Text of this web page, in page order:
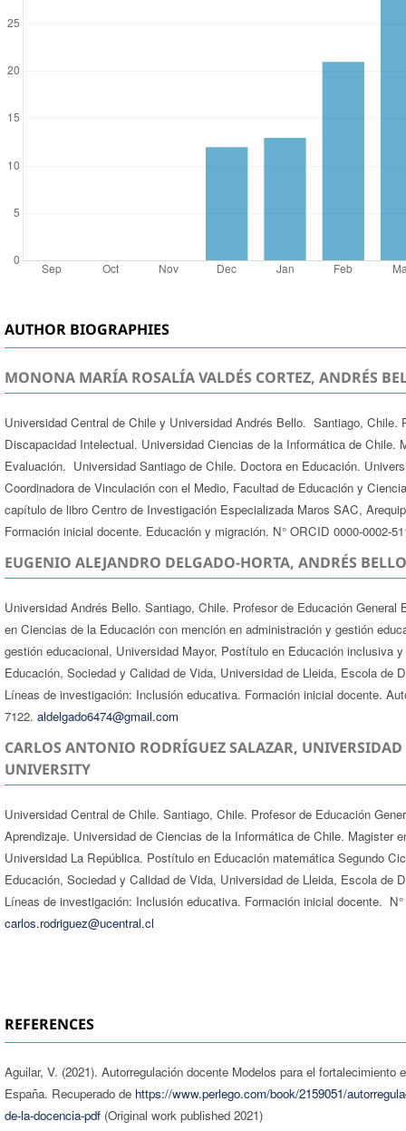
AUTHOR BIOGRAPHIES
MONONA MARÍA ROSALÍA VALDÉS CORTEZ, ANDRÉS
Universidad Central de Chile y Universidad Andrés Bello. Santiago, Chile.
Discapacidad Intelectual. Universidad Ciencias de la Informática de Chile.
Evaluación. Universidad Santiago de Chile. Doctora en Educación.
Coordinadora de Vinculación con el Medio, Facultad de Educación y
capítulo de libro Centro de Investigación Especializada Maros SAC,
Formación inicial docente. Educación y migración. N° ORCID 0000-0002-
EUGENIO ALEJANDRO DELGADO-HORTA, ANDRÉS
Universidad Andrés Bello. Santiago, Chile. Profesor de Educación
en Ciencias de la Educación con mención en administración y gestión
gestión educacional, Universidad Mayor, Postítulo en Educación inclusiva
Educación, Sociedad y Calidad de Vida, Universidad de Lleida, Escola de
Líneas de investigación: Inclusión educativa. Formación inicial docente.
7122. aldelgado6474@gmail.com
CARLOS ANTONIO RODRÍGUEZ SALAZAR,
UNIVERSITY
Universidad Central de Chile. Santiago, Chile. Profesor de Educación
Aprendizaje. Universidad de Ciencias de la Informática de Chile. Magister
Universidad La República. Postítulo en Educación matemática Segundo
Educación, Sociedad y Calidad de Vida, Universidad de Lleida, Escola de
Líneas de investigación: Inclusión educativa. Formación inicial docente.
carlos.rodriguez@ucentral.cl
REFERENCES
Aguilar, V. (2021). Autorregulación docente Modelos para el
España. Recuperado de https://www.perlego.com/book/2159051/
de-la-docencia-pdf(Original work published 2021)